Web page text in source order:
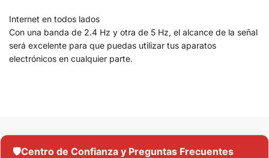
Internet en todos lados
Con una banda de 2.4 Hz y otra de 5 Hz, el alcance de la señal
será excelente para que puedas utilizar tus aparatos
electrónicos en cualquier parte.
🛡️Centro de Confianza y Preguntas Frecuentes